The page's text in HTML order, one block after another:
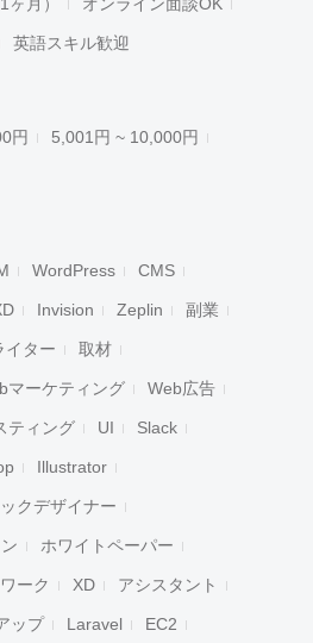
英語スキル歓迎
円 5,001円 ~ 10,000円
WordPress CMS
Invision Zeplin 副業
イター 取材
マーケティング Web広告
ティング UI Slack
Illustrator
クデザイナー
ホワイトペーパー
ーク XD アシスタント
ップ Laravel EC2